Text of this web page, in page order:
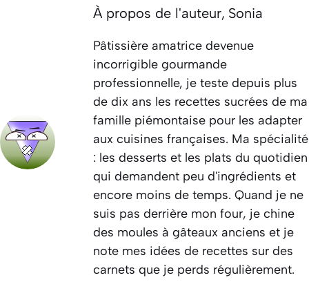
À propos de l'auteur, Sonia
Pâtissière amatrice devenue
incorrigible gourmande
professionnelle, je teste depuis plus
de dix ans les recettes sucrées de ma
famille piémontaise pour les adapter
aux cuisines françaises. Ma spécialité
: les desserts et les plats du quotidien
qui demandent peu d'ingrédients et
encore moins de temps. Quand je ne
suis pas derrière mon four, je chine
des moules à gâteaux anciens et je
note mes idées de recettes sur des
carnets que je perds régulièrement.